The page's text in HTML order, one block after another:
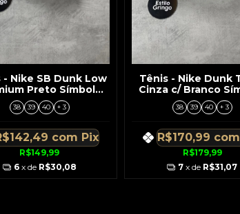
- Nike SB Dunk Low
Preto Símbolo
Solado Branco
38 39 40 + 3
R$149,99
com Pix
6 x de R$30,08
Tênis - Nike Dunk
Cinza c/ Branco
Preto
38 39 40 + 3
R$179,99
R$170,99 com
7 x de R$31,07